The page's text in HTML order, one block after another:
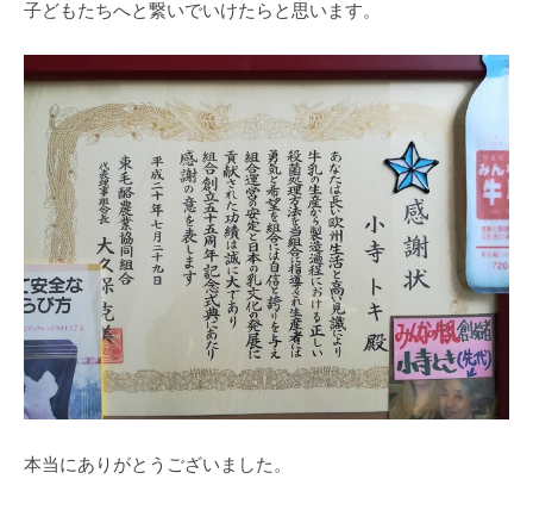
子どもたちへと繋いでいけたらと思います。
本当にありがとうございました。